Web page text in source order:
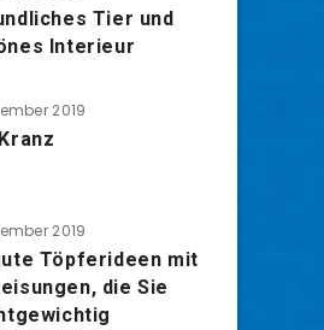
Tier und
Interieur
2019
2019
Töpferideen mit
die Sie